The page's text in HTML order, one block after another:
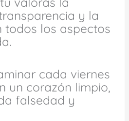
y la
todos los aspectos
cada viernes
un corazón limpio,
falsedad y